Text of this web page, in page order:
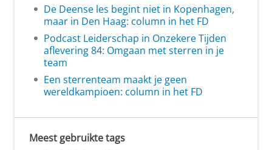
De Deense les begint niet in Kopenhagen,
maar in Den Haag: column in het FD
Podcast Leiderschap in Onzekere Tijden
aflevering 84: Omgaan met sterren in je
team
Een sterrenteam maakt je geen
wereldkampioen: column in het FD
Meest gebruikte tags